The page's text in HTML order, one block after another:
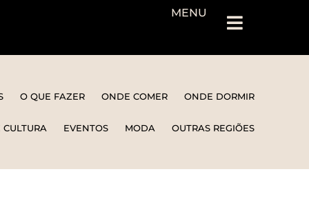
MENU
O QUE FAZER ONDE COMER ONDE DORMIR
CULTURA EVENTOS MODA OUTRAS REGIÕES